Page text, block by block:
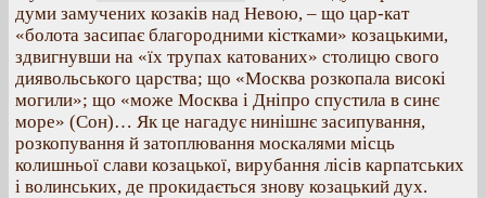
думи замучених козаків над Невою, – що цар-кат
«болота засипає благородними кістками» козацькими,
здвигнувши на «їх трупах катованих» столицю свого
диявольського царства; що «Москва розкопала високі
могили»; що «може Москва і Дніпро спустила в синє
море» (Сон)… Як це нагадує нинішнє засипування,
розкопування й затоплювання москалями місць
колишньої слави козацької, вирубання лісів карпатських
і волинських, де прокидається знову козацький дух.